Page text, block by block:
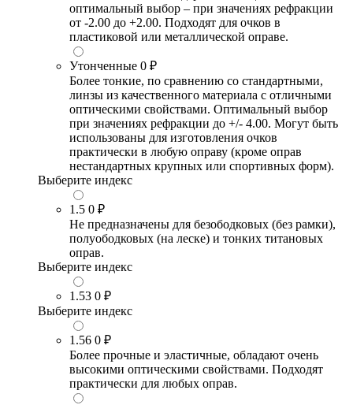
оптимальный выбор – при значениях рефракции
от -2.00 до +2.00. Подходят для очков в
пластиковой или металлической оправе.
Утонченные 0 ₽
Более тонкие, по сравнению со стандартными,
линзы из качественного материала с отличными
оптическими свойствами. Оптимальный выбор
при значениях рефракции до +/- 4.00. Могут быть
использованы для изготовления очков
практически в любую оправу (кроме оправ
нестандартных крупных или спортивных форм).
Выберите индекс
1.5 0 ₽
Не предназначены для безободковых (без рамки),
полуободковых (на леске) и тонких титановых
оправ.
Выберите индекс
1.53 0 ₽
Выберите индекс
1.56 0 ₽
Более прочные и эластичные, обладают очень
высокими оптическими свойствами. Подходят
практически для любых оправ.